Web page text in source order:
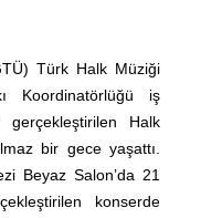
Türk Halk Müziği
Koordinatörlüğü iş
Halk
bir gece yaşattı.
Beyaz Salon’da 21
konserde